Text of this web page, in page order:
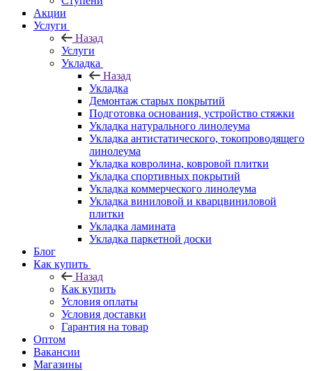
Акции
Услуги
Назад
Услуги
Укладка
Назад
Укладка
Демонтаж старых покрытий
Подготовка основания, устройство стяжки
Укладка натурального линолеума
Укладка антистатического, токопроводящего
линолеума
Укладка ковролина, ковровой плитки
Укладка спортивных покрытий
Укладка коммерческого линолеума
Укладка виниловой и кварцвиниловой
плитки
Укладка ламината
Укладка паркетной доски
Блог
Как купить
Назад
Как купить
Условия оплаты
Условия доставки
Гарантия на товар
Оптом
Вакансии
Магазины